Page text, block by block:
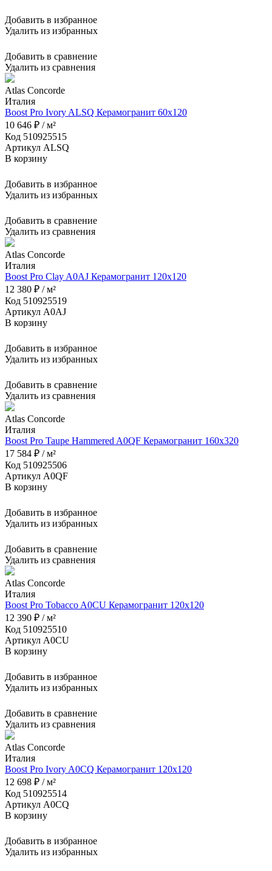
Добавить в избранное
Удалить из избранных
Добавить в сравнение
Удалить из сравнения
Atlas Concorde
Италия
Boost Pro Ivory ALSQ Керамогранит 60x120
10 646 ₽ / м²
Код 510925515
Артикул ALSQ
В корзину
Добавить в избранное
Удалить из избранных
Добавить в сравнение
Удалить из сравнения
Atlas Concorde
Италия
Boost Pro Clay A0AJ Керамогранит 120x120
12 380 ₽ / м²
Код 510925519
Артикул A0AJ
В корзину
Добавить в избранное
Удалить из избранных
Добавить в сравнение
Удалить из сравнения
Atlas Concorde
Италия
Boost Pro Taupe Hammered A0QF Керамогранит 160x320
17 584 ₽ / м²
Код 510925506
Артикул A0QF
В корзину
Добавить в избранное
Удалить из избранных
Добавить в сравнение
Удалить из сравнения
Atlas Concorde
Италия
Boost Pro Tobacco A0CU Керамогранит 120x120
12 390 ₽ / м²
Код 510925510
Артикул A0CU
В корзину
Добавить в избранное
Удалить из избранных
Добавить в сравнение
Удалить из сравнения
Atlas Concorde
Италия
Boost Pro Ivory A0CQ Керамогранит 120x120
12 698 ₽ / м²
Код 510925514
Артикул A0CQ
В корзину
Добавить в избранное
Удалить из избранных